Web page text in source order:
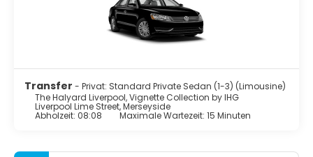
Transfer - Privat: Standard Private Sedan (1-3) (Limousine)
The Halyard Liverpool, Vignette Collection by IHG
Liverpool Lime Street, Merseyside
Abholzeit: 08:08 Maximale Wartezeit: 15 Minuten